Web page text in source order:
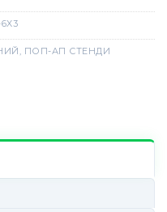
, ПОП-АП СТЕНДИ